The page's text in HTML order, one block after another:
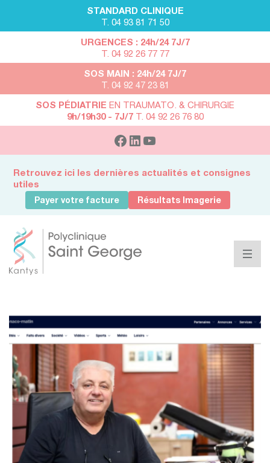
STANDARD CLINIQUE
T. 04 93 81 71 50
URGENCES : 24h/24 7J/7
T. 04 92 26 77 77
SOS MAIN : 24h/24 7J/7
T. 04 92 47 23 81
SOS PÉDIATRIE EN TRAUMATO. & CHIRURGIE
9h/19h30 - 7J/7T. 04 92 26 76 80
Retrouvez ici les dernières actualités et consignes
utiles
Payer votre facture Résultats Imagerie